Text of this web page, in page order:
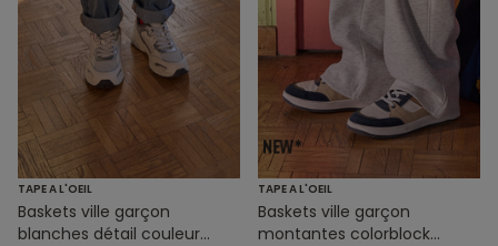
TAPE A L'OEIL
Baskets ville garçon
blanches détail couleur
TAPE A L'OEIL
Baskets ville garçon
montantes colorblock